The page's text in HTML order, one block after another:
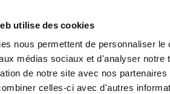
utilise des cookies
nous permettent de personnaliser
médias sociaux et d'analyser
de notre site avec nos
celles-ci avec d'autres
Home Environment